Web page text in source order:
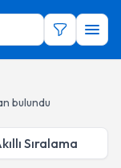
bulundu
Sıralama